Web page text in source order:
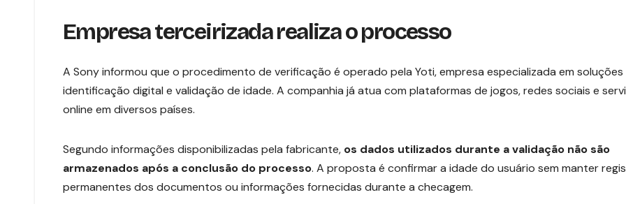
Empresa terceirizada realiza o processo
A Sony informou que o procedimento de verificação é operado pela Yoti, empresa especializada em soluções
identificação digital e validação de idade. A companhia já atua com plataformas de jogos, redes sociais e
online em diversos países.
Segundo informações disponibilizadas pela fabricante, os dados utilizados durante a validação não são
armazenados após a conclusão do processo. A proposta é confirmar a idade do usuário sem manter
permanentes dos documentos ou informações fornecidas durante a checagem.